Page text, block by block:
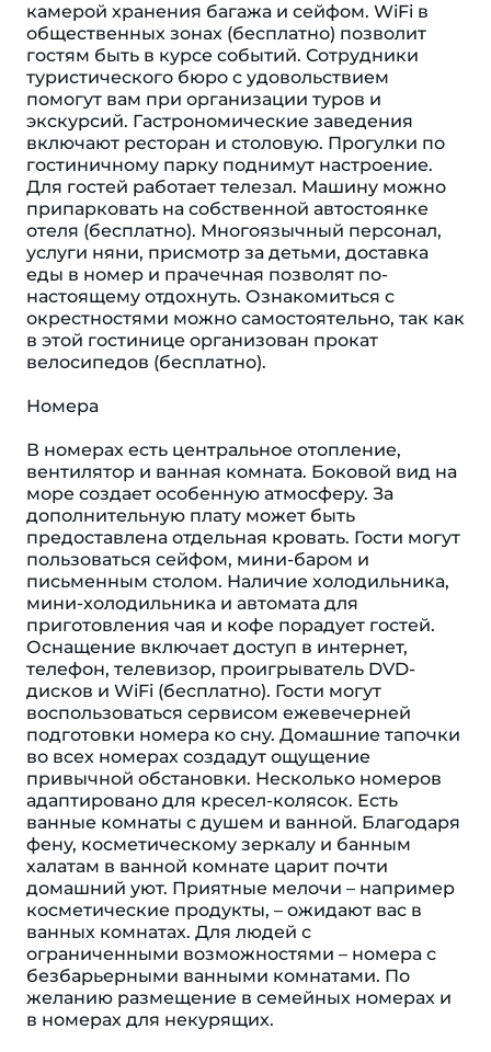
камерой хранения багажа и сейфом. WiFi в
общественных зонах (бесплатно) позволит
гостям быть в курсе событий. Сотрудники
туристического бюро с удовольствием
помогут вам при организации туров и
экскурсий. Гастрономические заведения
включают ресторан и столовую. Прогулки по
гостиничному парку поднимут настроение.
Для гостей работает телезал. Машину можно
припарковать на собственной автостоянке
отеля (бесплатно). Многоязычный персонал,
услуги няни, присмотр за детьми, доставка
еды в номер и прачечная позволят по-
настоящему отдохнуть. Ознакомиться с
окрестностями можно самостоятельно, так как
в этой гостинице организован прокат
велосипедов (бесплатно).
Номера
В номерах есть центральное отопление,
вентилятор и ванная комната. Боковой вид на
море создает особенную атмосферу. За
дополнительную плату может быть
предоставлена отдельная кровать. Гости могут
пользоваться сейфом, мини-баром и
письменным столом. Наличие холодильника,
мини-холодильника и автомата для
приготовления чая и кофе порадует гостей.
Оснащение включает доступ в интернет,
телефон, телевизор, проигрыватель DVD-
дисков и WiFi (бесплатно). Гости могут
воспользоваться сервисом ежевечерней
подготовки номера ко сну. Домашние тапочки
во всех номерах создадут ощущение
привычной обстановки. Несколько номеров
адаптировано для кресел-колясок. Есть
ванные комнаты с душем и ванной. Благодаря
фену, косметическому зеркалу и банным
халатам в ванной комнате царит почти
домашний уют. Приятные мелочи – например
косметические продукты, – ожидают вас в
ванных комнатах. Для людей с
ограниченными возможностями – номера с
безбарьерными ванными комнатами. По
желанию размещение в семейных номерах и
в номерах для некурящих.